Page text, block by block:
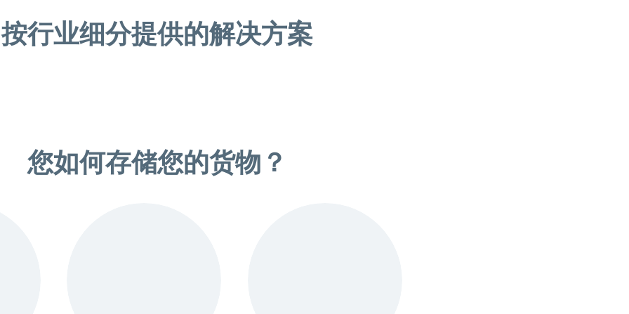
按行业细分提供的解决方案
您如何存储您的货物？